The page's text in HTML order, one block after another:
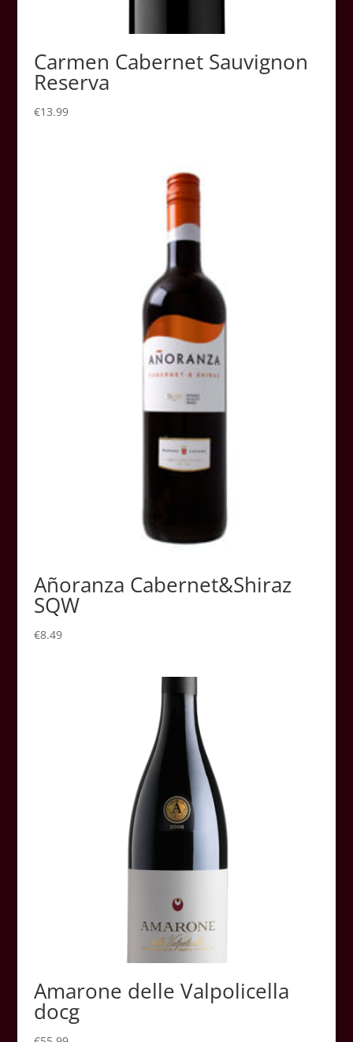
Carmen Cabernet Sauvignon
Reserva
€13.99
Añoranza Cabernet&Shiraz
SQW
€8.49
Amarone delle Valpolicella
docg